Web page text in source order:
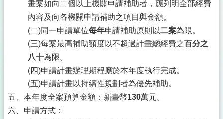
畫案如向二個以上機關申請補助者，應列明全部經費
內容及向各機關申請補助之項目與金額。
(二)同一申請單位每年申請補助原則以二案為限。
(三)每案最高補助額度以不超過計畫總經費之百分之
八十為限。
(四)申請計畫辦理期程應於本年度執行完成。
(五)申請計畫以持續性規劃者為優先補助。
五、本年度全案預算金額：新臺幣130萬元。
六、申請方式：